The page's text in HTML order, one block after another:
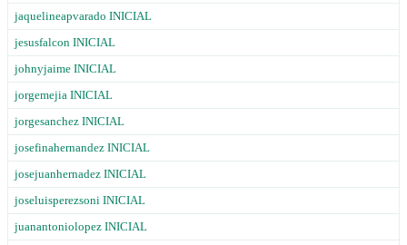
jaquelineapvarado INICIAL
jesusfalcon INICIAL
johnyjaime INICIAL
jorgemejia INICIAL
jorgesanchez INICIAL
josefinahernandez INICIAL
josejuanhernadez INICIAL
joseluisperezsoni INICIAL
juanantoniolopez INICIAL